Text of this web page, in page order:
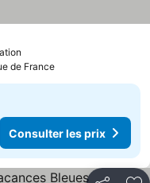
de France
Consulter les prix